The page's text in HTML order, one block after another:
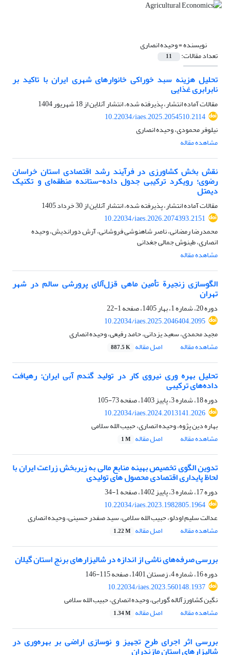
نویسنده =وحیده انصاری
تعداد مقالات: 11
تحلیل هزینه سبد خوراکی‌ خانوارهای شهری ایران با تاکید بر
نابرابری غذایی
مقالات آماده انتشار، پذیرفته شده، انتشار آنلاین از18 شهریور 1404
10.22034/iaes.2025.2054510.2114
نیلوفر محمودی، وحیده انصاری
مشاهده مقاله
نقش بخش کشاورزی در فرآیند رشد اقتصادی استان خراسان
رضوی؛ رویکرد ترکیبی جدول داده-ستانده منطقه‌ای و تکنیک
دیمتل
مقالات آماده انتشار، پذیرفته شده، انتشار آنلاین از30 خرداد 1405
10.22034/iaes.2026.2074393.2151
محمدرضا رمضانی، ناصر شاهنوشی فروشانی، آرش دوراندیش، وحیده
انصاری، طینوش جمالی جغدانی
مشاهده مقاله
الگوسازی زنجیرة تأمین ماهی قزل‌آلای پرورشی سالم در شهر
تهران
دوره 20، شماره 1، بهار 1405، صفحه
1-22
10.22034/iaes.2025.2046404.2095
مجید محمدی، سعید یزدانی، حامد رفیعی، وحیده انصاری
مشاهده مقاله
اصل مقاله 887.5 K
تحلیل بهره وری نیروی کار در تولید گندم آبی ایران: رهیافت
داده‌های ترکیبی
دوره 18، شماره 3، پاییز 1403، صفحه
73-105
10.22034/iaes.2024.2013141.2026
بهاره دین پژوه، وحیده انصاری، حبیب الله سلامی
مشاهده مقاله
اصل مقاله 1 M
تدوین الگوی تخصیص بهینه منابع مالی به زیربخش زراعت ایران با
لحاظ پایداری اقتصادی محصول های تولیدی
دوره 17، شماره 3، پاییز 1402، صفحه
1-34
10.22034/iaes.2023.1982805.1964
عدالت سلیم اودلو، حبیب الله سلامی، سید صفدر حسینی، وحیده انصاری
مشاهده مقاله
اصل مقاله 1.22 M
بررسی صرفه‌های ناشی از اندازه در شالیزارهای برنج استان گیلان
دوره 16، شماره 4، زمستان 1401، صفحه
115-146
10.22034/iaes.2023.560148.1937
نگین کشاورزآلاله گورابی، وحیده انصاری، حبیب الله سلامی
مشاهده مقاله
اصل مقاله 1.34 M
بررسی اثر اجرای طرح تجهیز و نوسازی اراضی بر بهره‌وری در
شالیزارهای استان مازندران